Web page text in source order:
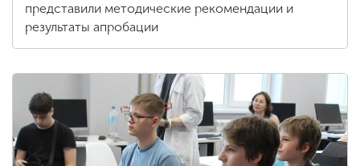
представили методические рекомендации и
результаты апробации